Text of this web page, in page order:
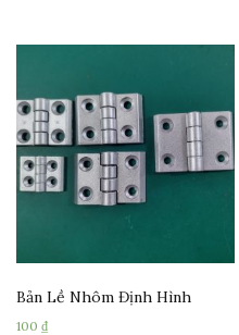
Bản Lề Nhôm Định Hình
100 ₫